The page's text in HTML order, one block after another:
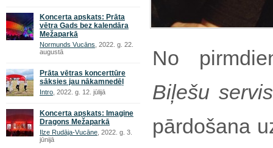
Koncerta apskats: Prāta
vētra Gads bez kalendāra
Mežaparkā
Normunds Vucāns , 2022. g. 22.
augustā
Prāta vētras koncerttūre
sāksies jau nākamnedēļ
Intro , 2022. g. 12. jūlijā
Koncerta apskats: Imagine
Dragons Mežaparkā
Ilze Rudāja-Vucāne , 2022. g. 3.
jūnijā
No
Biļešu
pārdošana